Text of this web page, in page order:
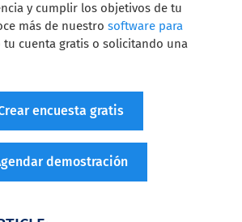
y cumplir los objetivos de tu
más de nuestrosoftware para
tu cuenta gratis o solicitando una
encuesta gratis
demostración